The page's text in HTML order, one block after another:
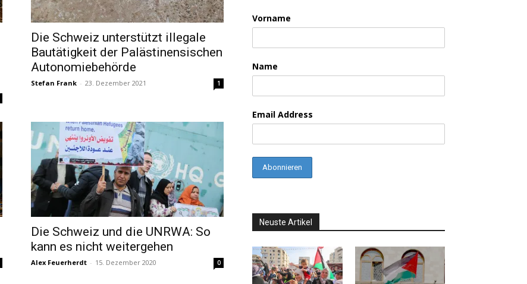
Die Schweiz unterstützt illegale
Bautätigkeit der Palästinensischen
Autonomiebehörde
Stefan Frank - 23. Dezember 2021 1
Die Schweiz und die UNRWA: So
kann es nicht weitergehen
Alex Feuerherdt - 15. Dezember 2020 0
Vorname
Name
Email Address
Neuste Artikel